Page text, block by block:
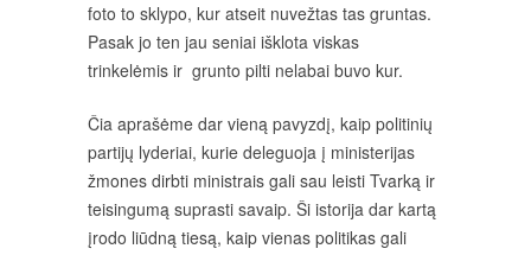
foto to sklypo, kur atseit nuvežtas tas gruntas.
Pasak jo ten jau seniai išklota viskas
trinkelėmis ir grunto pilti nelabai buvo kur.
Čia aprašėme dar vieną pavyzdį, kaip politinių
partijų lyderiai, kurie deleguoja į ministerijas
žmones dirbti ministrais gali sau leisti Tvarką ir
teisingumą suprasti savaip. Ši istorija dar kartą
įrodo liūdną tiesą, kaip vienas politikas gali